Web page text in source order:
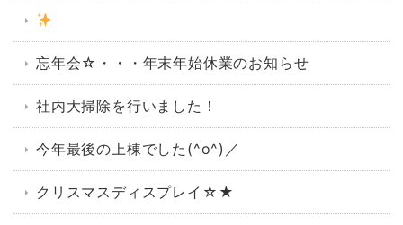
忘年会☆・・・年末年始休業のお知らせ
社内大掃除を行いました！
今年最後の上棟でした(^o^)／
クリスマスディスプレイ☆★